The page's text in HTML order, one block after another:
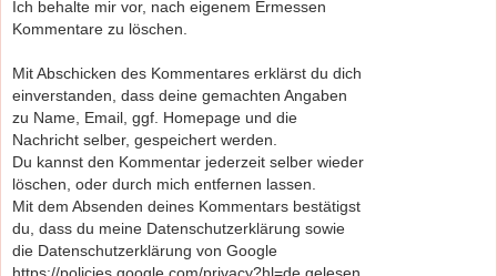
Ich behalte mir vor, nach eigenem Ermessen
Kommentare zu löschen.
Mit Abschicken des Kommentares erklärst du dich
einverstanden, dass deine gemachten Angaben
zu Name, Email, ggf. Homepage und die
Nachricht selber, gespeichert werden.
Du kannst den Kommentar jederzeit selber wieder
löschen, oder durch mich entfernen lassen.
Mit dem Absenden deines Kommentars bestätigst
du, dass du meine Datenschutzerklärung sowie
die Datenschutzerklärung von Google